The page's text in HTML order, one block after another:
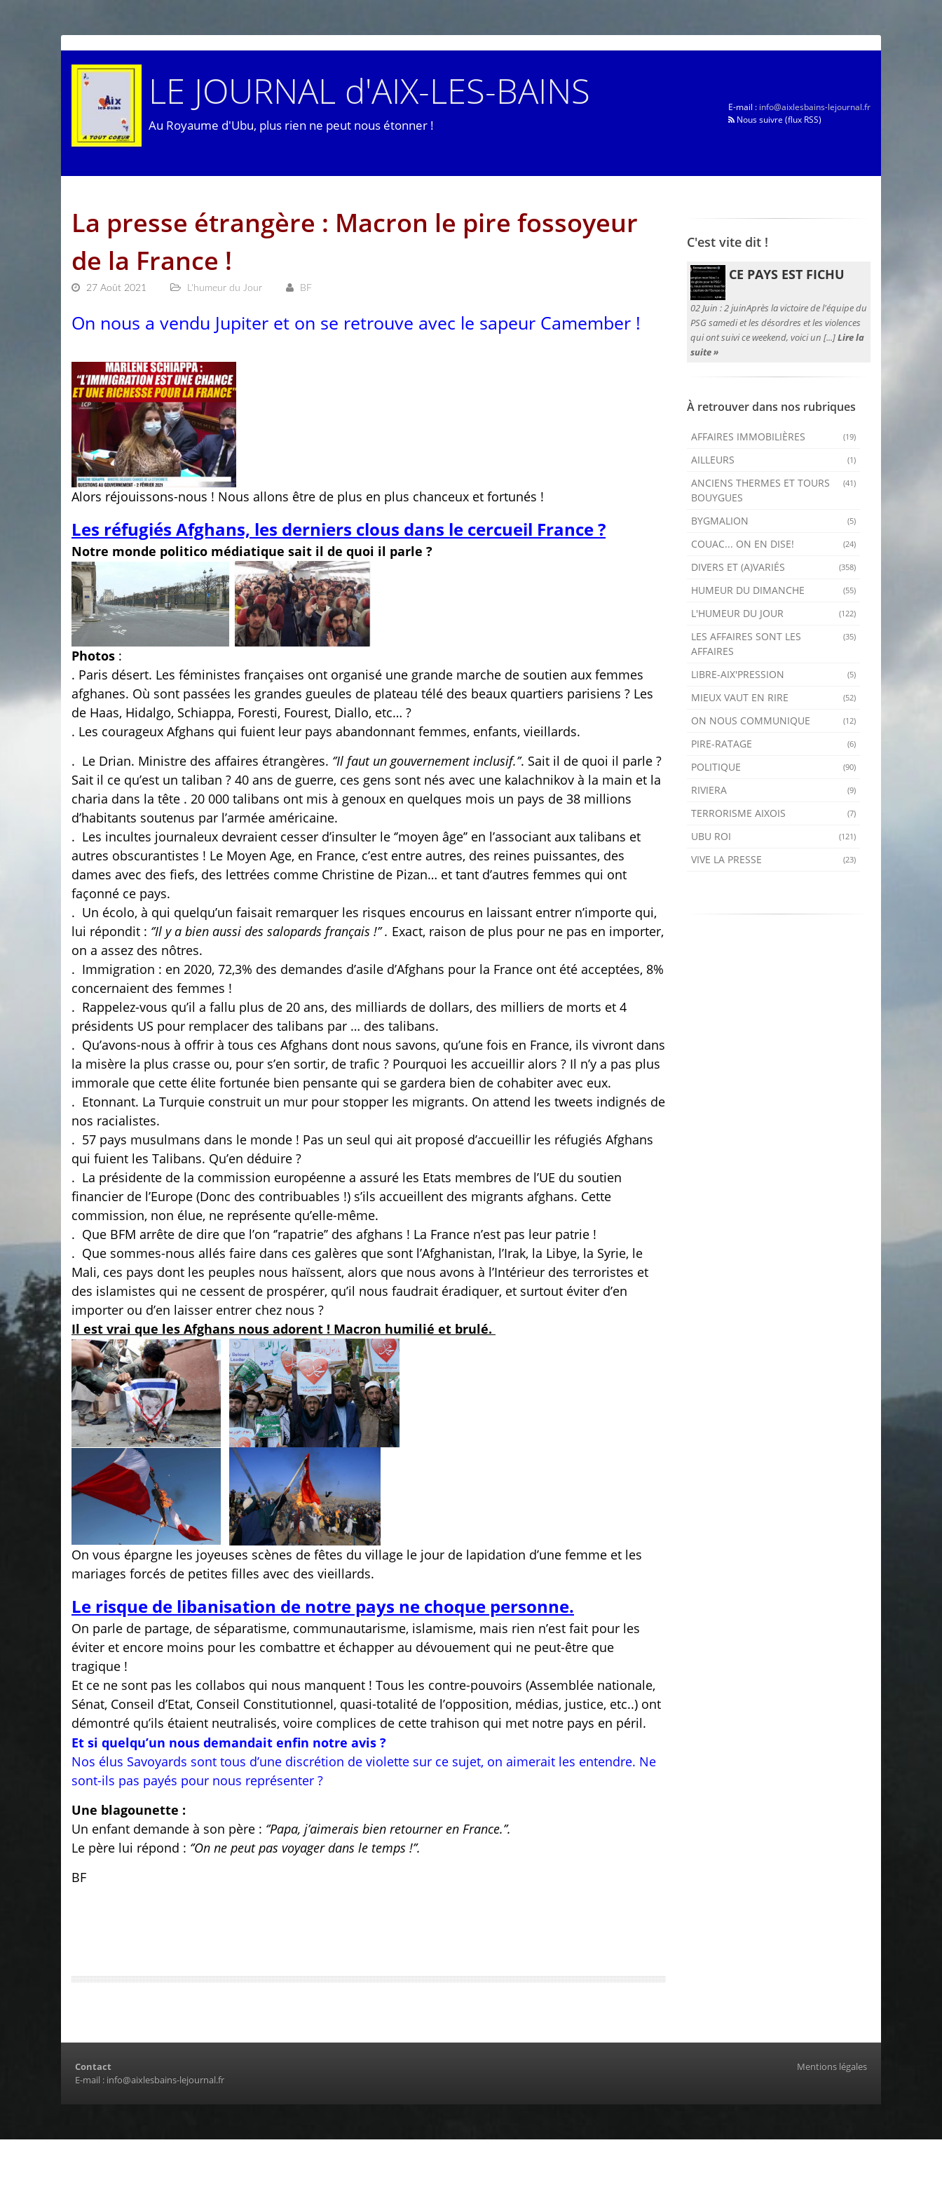
LE JOURNAL d'AIX-LES-BAINS
Au Royaume d'Ubu, plus rien ne peut nous étonner !
E-mail : info@aixlesbains-lejournal.fr
Nous suivre (flux RSS)
La presse étrangère : Macron le pire fossoyeur
de la France !
27 Août 2021 L'humeur du Jour BF
On nous a vendu Jupiter et on se retrouve avec le sapeur Camember !
Alors réjouissons-nous ! Nous allons être de plus en plus chanceux et fortunés !
Les réfugiés Afghans, les derniers clous dans le cercueil France ?
Notre monde politico médiatique sait il de quoi il parle ?
Photos :
. Paris désert. Les féministes françaises ont organisé une grande marche de soutien aux femmes
afghanes. Où sont passées les grandes gueules de plateau télé des beaux quartiers parisiens ? Les
de Haas, Hidalgo, Schiappa, Foresti, Fourest, Diallo, etc… ?
. Les courageux Afghans qui fuient leur pays abandonnant femmes, enfants, vieillards.
. Le Drian. Ministre des affaires étrangères. ‘’Il faut un gouvernement inclusif.’’. Sait il de quoi il parle ?
Sait il ce qu’est un taliban ? 40 ans de guerre, ces gens sont nés avec une kalachnikov à la main et la
charia dans la tête . 20 000 talibans ont mis à genoux en quelques mois un pays de 38 millions
d’habitants soutenus par l’armée américaine.
. Les incultes journaleux devraient cesser d’insulter le ‘’moyen âge’’ en l’associant aux talibans et
autres obscurantistes ! Le Moyen Age, en France, c’est entre autres, des reines puissantes, des
dames avec des fiefs, des lettrées comme Christine de Pizan… et tant d’autres femmes qui ont
façonné ce pays.
. Un écolo, à qui quelqu’un faisait remarquer les risques encourus en laissant entrer n’importe qui,
lui répondit : ‘’Il y a bien aussi des salopards français !’’ . Exact, raison de plus pour ne pas en importer,
on a assez des nôtres.
. Immigration : en 2020, 72,3% des demandes d’asile d’Afghans pour la France ont été acceptées, 8%
concernaient des femmes !
. Rappelez-vous qu’il a fallu plus de 20 ans, des milliards de dollars, des milliers de morts et 4
présidents US pour remplacer des talibans par … des talibans.
. Qu’avons-nous à offrir à tous ces Afghans dont nous savons, qu’une fois en France, ils vivront dans
la misère la plus crasse ou, pour s’en sortir, de trafic ? Pourquoi les accueillir alors ? Il n’y a pas plus
immorale que cette élite fortunée bien pensante qui se gardera bien de cohabiter avec eux.
. Etonnant. La Turquie construit un mur pour stopper les migrants. On attend les tweets indignés de
nos racialistes.
. 57 pays musulmans dans le monde ! Pas un seul qui ait proposé d’accueillir les réfugiés Afghans
qui fuient les Talibans. Qu’en déduire ?
. La présidente de la commission européenne a assuré les Etats membres de l’UE du soutien
financier de l’Europe (Donc des contribuables !) s’ils accueillent des migrants afghans. Cette
commission, non élue, ne représente qu’elle-même.
. Que BFM arrête de dire que l’on ‘’rapatrie’’ des afghans ! La France n’est pas leur patrie !
. Que sommes-nous allés faire dans ces galères que sont l’Afghanistan, l’Irak, la Libye, la Syrie, le
Mali, ces pays dont les peuples nous haïssent, alors que nous avons à l’Intérieur des terroristes et
des islamistes qui ne cessent de prospérer, qu’il nous faudrait éradiquer, et surtout éviter d’en
importer ou d’en laisser entrer chez nous ?
Il est vrai que les Afghans nous adorent ! Macron humilié et brulé.
On vous épargne les joyeuses scènes de fêtes du village le jour de lapidation d’une femme et les
mariages forcés de petites filles avec des vieillards.
Le risque de libanisation de notre pays ne choque personne.
On parle de partage, de séparatisme, communautarisme, islamisme, mais rien n’est fait pour les
éviter et encore moins pour les combattre et échapper au dévouement qui ne peut-être que
tragique !
Et ce ne sont pas les collabos qui nous manquent ! Tous les contre-pouvoirs (Assemblée nationale,
Sénat, Conseil d’Etat, Conseil Constitutionnel, quasi-totalité de l’opposition, médias, justice, etc..) ont
démontré qu’ils étaient neutralisés, voire complices de cette trahison qui met notre pays en péril.
Et si quelqu’un nous demandait enfin notre avis ?
Nos élus Savoyards sont tous d’une discrétion de violette sur ce sujet, on aimerait les entendre. Ne
sont-ils pas payés pour nous représenter ?
Une blagounette :
Un enfant demande à son père : ‘’Papa, j’aimerais bien retourner en France.’’.
Le père lui répond : ‘’On ne peut pas voyager dans le temps !’’.
BF
C'est vite dit !
CE PAYS EST FICHU
02 Juin :2 juinAprès la victoire de l'équipe du
PSG samedi et les désordres et les violences
qui ont suivi ce weekend, voici un [...]Lire la
suite »
À retrouver dans nos rubriques
(19)
AFFAIRES IMMOBILIÈRES
(1)
AILLEURS
(41)
ANCIENS THERMES ET TOURS
BOUYGUES
(5)
BYGMALION
(24)
COUAC... ON EN DISE!
(358)
DIVERS ET (A)VARIÉS
(55)
HUMEUR DU DIMANCHE
(122)
L'HUMEUR DU JOUR
(35)
LES AFFAIRES SONT LES
AFFAIRES
(5)
LIBRE-AIX'PRESSION
(52)
MIEUX VAUT EN RIRE
(12)
ON NOUS COMMUNIQUE
(6)
PIRE-RATAGE
(90)
POLITIQUE
(9)
RIVIERA
(7)
TERRORISME AIXOIS
(121)
UBU ROI
(23)
VIVE LA PRESSE
Contact
E-mail : info@aixlesbains-lejournal.fr
Mentions légales